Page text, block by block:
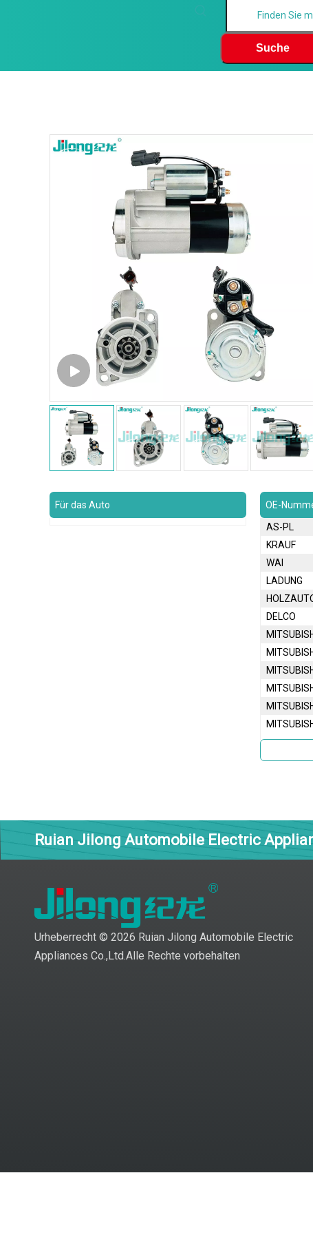
Suche
OE-
AS-PL
KRAUF
WAI
LADUNG
DELCO
Für das Auto
Ruian Jilong Automobile Electric
Urheberrecht © 2026 Ruian Jilong Automobile Electric
Appliances Co.,Ltd.Alle Rechte vorbehalten